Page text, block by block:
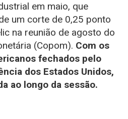
em maio, que
um corte de 0,25 ponto
na reunião de agosto do
(Copom). Com os
fechados pelo
dos Estados Unidos,
ao longo da sessão.